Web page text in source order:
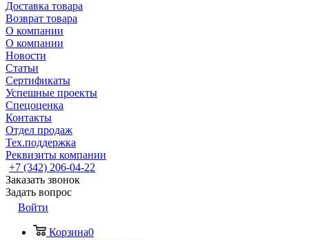
Доставка товара
Возврат товара
О компании
О компании
Новости
Статьи
Сертификаты
Успешные проекты
Спецоценка
Контакты
Отдел продаж
Тех.поддержка
Реквизиты компании
+7 (342) 206-04-22
Заказать звонок
Задать вопрос
Войти
Корзина0